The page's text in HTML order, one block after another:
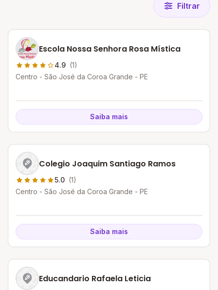
Filtrar
Escola Nossa Senhora Rosa Mística
4.9 (1)
Centro - São José da Coroa Grande - PE
Saiba mais
Colegio Joaquim Santiago Ramos
5.0 (1)
Centro - São José da Coroa Grande - PE
Saiba mais
Educandario Rafaela Leticia